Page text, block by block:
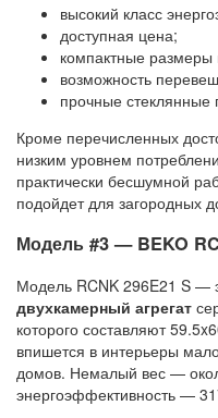
высокий класс
доступная цена;
компактные размеры
возможность
прочные стеклянные
Кроме перечисленных
низким уровнем
практически бесшумной
подойдет для загородных
Модель #3 — BEKO
Модель RCNK 296E21 S —
двухкамерный агрегат
которого составляют
впишется в интерьеры
домов. Немалый вес —
энергоэффективность —